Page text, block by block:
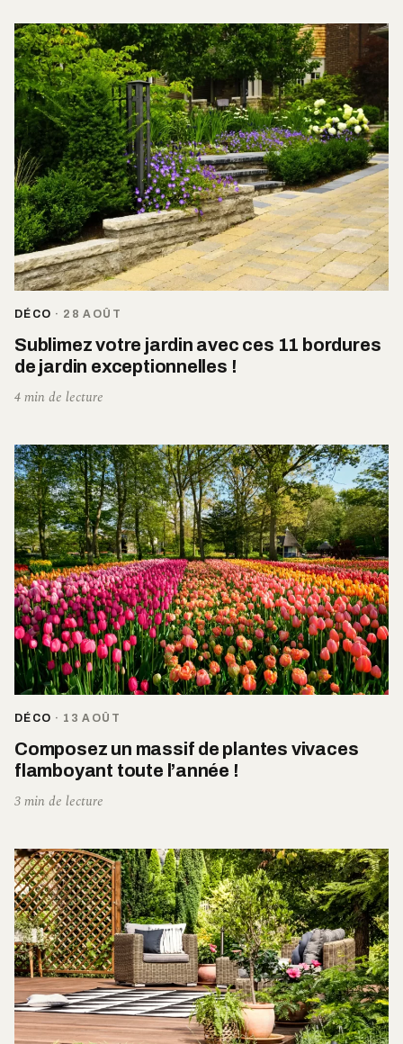
DÉCO · 28 AOÛT
Sublimez votre jardin avec ces 11 bordures
de jardin exceptionnelles !
4 min de lecture
DÉCO · 13 AOÛT
Composez un massif de plantes vivaces
flamboyant toute l’année !
3 min de lecture